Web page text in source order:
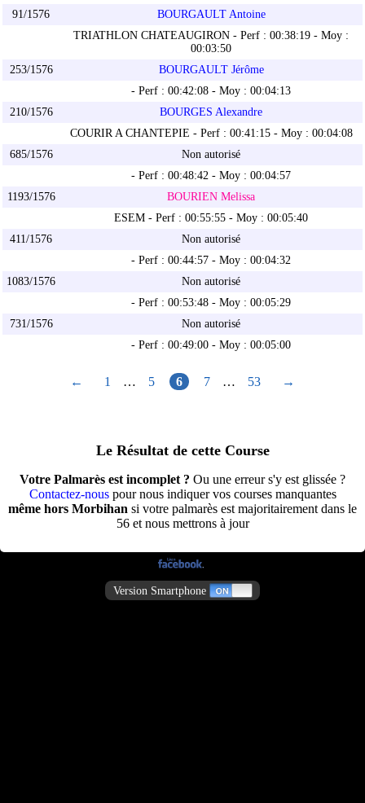
91/1576
BOURGAULT Antoine
TRIATHLON CHATEAUGIRON - Perf : 00:38:19 - Moy :
00:03:50
253/1576
BOURGAULT Jérôme
- Perf : 00:42:08 - Moy : 00:04:13
210/1576
BOURGES Alexandre
COURIR A CHANTEPIE - Perf : 00:41:15 - Moy : 00:04:08
685/1576
Non autorisé
- Perf : 00:48:42 - Moy : 00:04:57
1193/1576
BOURIEN Melissa
ESEM - Perf : 00:55:55 - Moy : 00:05:40
411/1576
Non autorisé
- Perf : 00:44:57 - Moy : 00:04:32
1083/1576
Non autorisé
- Perf : 00:53:48 - Moy : 00:05:29
731/1576
Non autorisé
- Perf : 00:49:00 - Moy : 00:05:00
← 1 … 5 6 7 … 53 →
Le Résultat de cette Course
Votre Palmarès est incomplet ? Ou une erreur s'y est glissée ?
Contactez-nouspour nous indiquer vos courses manquantes
même hors Morbihan si votre palmarès est majoritairement dans le
56 et nous mettrons à jour
Version Smartphone